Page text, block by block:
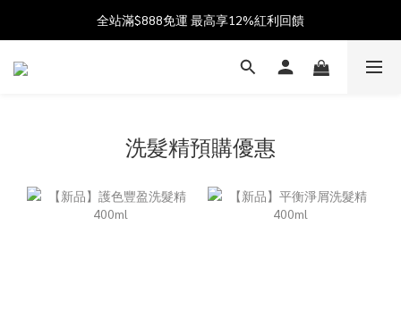
加入會員送$100購物金  加入LINE社群享優惠價
全站滿$888免運 最高享12%紅利回饋
父親節獻禮 8/1-8/12 滿 $888 好禮雙重送 最高送$888購物金!
洗髮精預購優惠